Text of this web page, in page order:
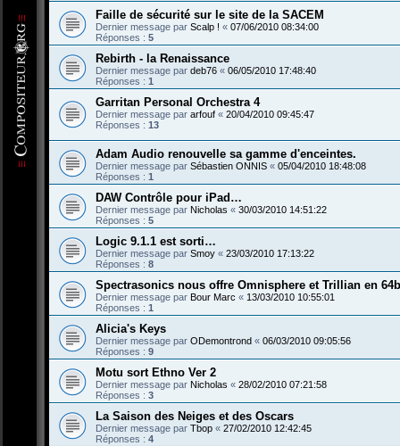
Faille de sécurité sur le site de la SACEM
Dernier message par Scalp ! « 07/06/2010 08:34:00
Réponses : 5
Rebirth - la Renaissance
Dernier message par deb76 « 06/05/2010 17:48:40
Réponses : 1
Garritan Personal Orchestra 4
Dernier message par arfouf « 20/04/2010 09:45:47
Réponses : 13
Adam Audio renouvelle sa gamme d'enceintes.
Dernier message par Sébastien ONNIS « 05/04/2010 18:48:08
Réponses : 1
DAW Contrôle pour iPad…
Dernier message par Nicholas « 30/03/2010 14:51:22
Réponses : 5
Logic 9.1.1 est sorti…
Dernier message par Smoy « 23/03/2010 17:13:22
Réponses : 8
Spectrasonics nous offre Omnisphere et Trillian en
Dernier message par Bour Marc « 13/03/2010 10:55:01
Réponses : 1
Alicia's Keys
Dernier message par ODemontrond « 06/03/2010 09:05:56
Réponses : 9
Motu sort Ethno Ver 2
Dernier message par Nicholas « 28/02/2010 07:21:58
Réponses : 3
La Saison des Neiges et des Oscars
Dernier message par Tbop « 27/02/2010 12:42:45
Réponses : 4